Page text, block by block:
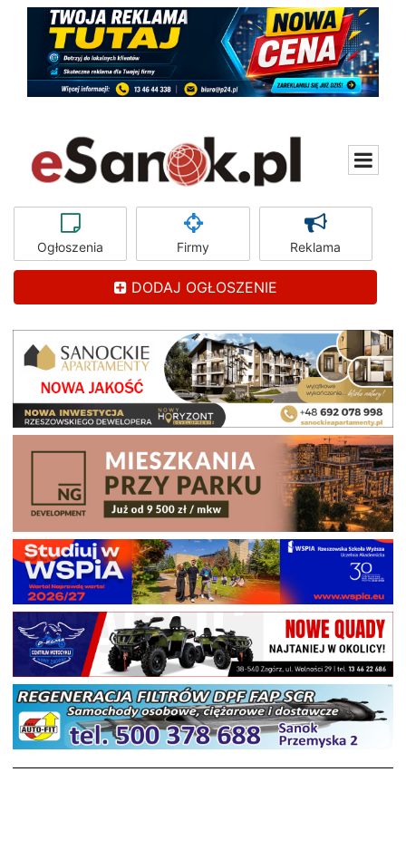
Ogłoszenia Firmy Reklama
DODAJ OGŁOSZENIE